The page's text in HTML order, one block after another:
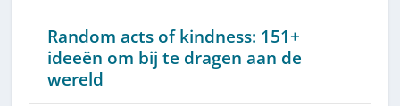
Random acts of kindness: 151+
ideeën om bij te dragen aan de
wereld